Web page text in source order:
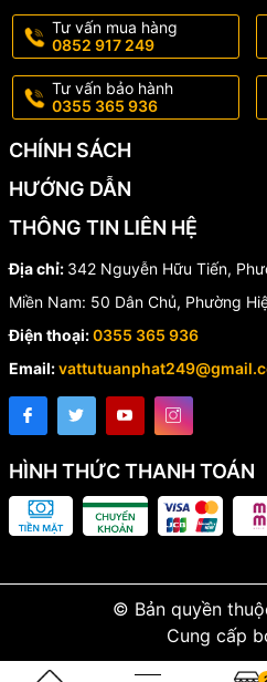
Tư vấn mua hàng
0852 917 249
Tư vấn bảo hành
0355 365 936
CHÍNH SÁCH
HƯỚNG DẪN
THÔNG TIN LIÊN HỆ
Địa chỉ: 342 Nguyễn Hữu Tiến,
Miền Nam: 50 Dân Chủ, Phường
Điện thoại:0355 365 936
Email:
HÌNH THỨC THANH TOÁN
© Bản quyền
Cung cấp